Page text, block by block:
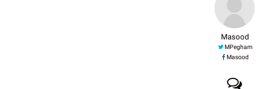
Masood
MPegham
Masood